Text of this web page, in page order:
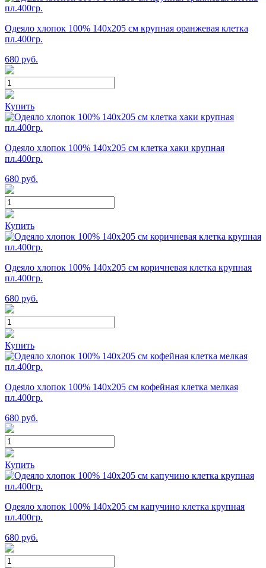
Одеяло хлопок 100% 140х205 см крупная оранжевая клетка
пл.400гр.
680 руб.
Купить
Одеяло хлопок 100% 140х205 см клетка хаки крупная
пл.400гр.
680 руб.
Купить
Одеяло хлопок 100% 140х205 см коричневая клетка крупная
пл.400гр.
680 руб.
Купить
Одеяло хлопок 100% 140х205 см кофейная клетка мелкая
пл.400гр.
680 руб.
Купить
Одеяло хлопок 100% 140х205 см капучино клетка крупная
пл.400гр.
680 руб.